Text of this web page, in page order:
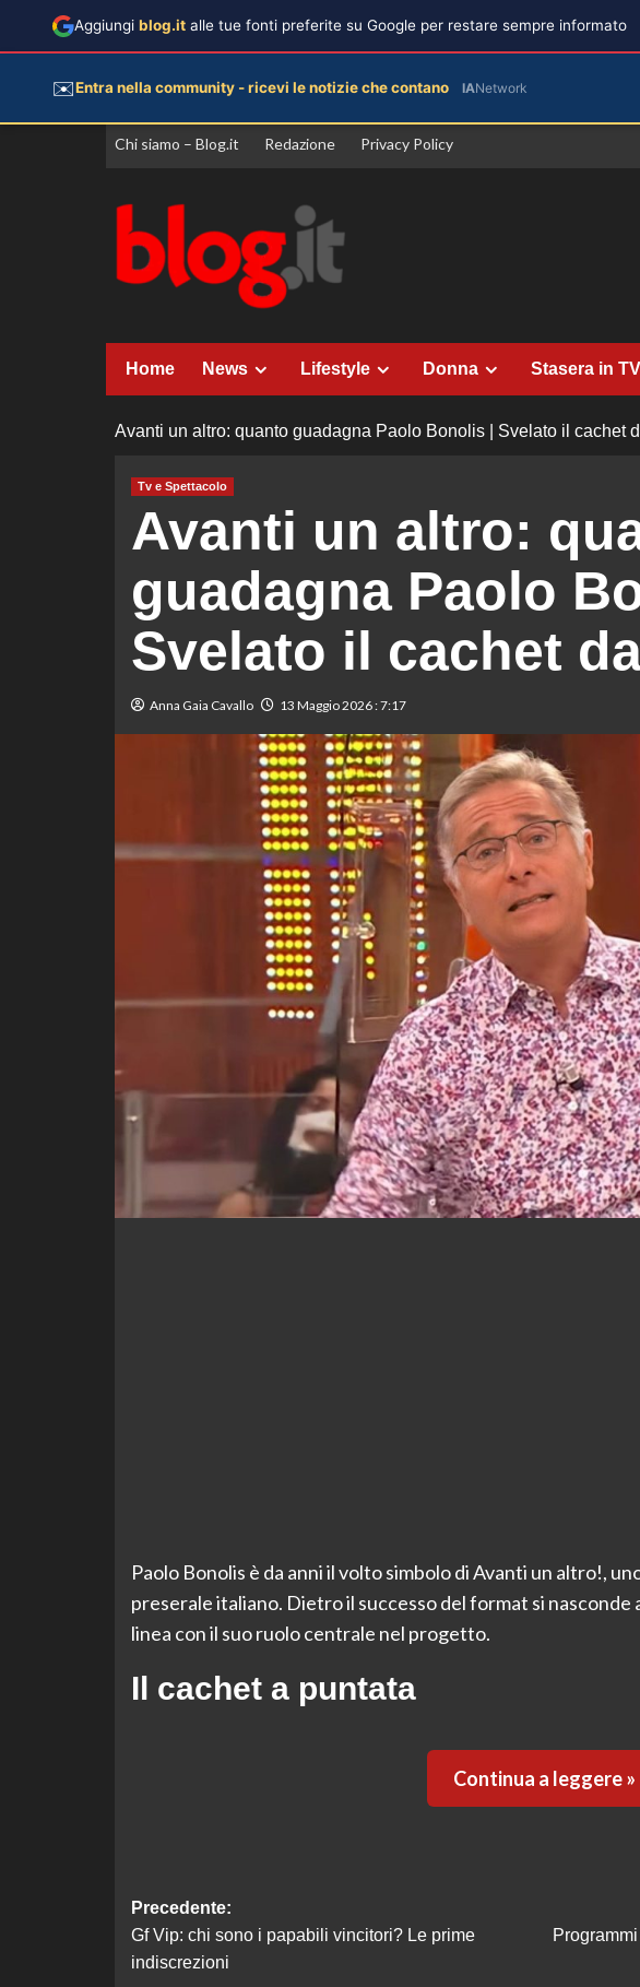
Vai
Chi siamo – Blog.it Redazione Privacy Policy
Home News Lifestyle Donna Stasera in TV
Avanti un altro: quanto guadagna Paolo Bonolis | Svelato il cachet
Tv e Spettacolo
Avanti un altro:
guadagna Paolo
Svelato il cachet
Anna Gaia Cavallo 13 Maggio 2026 : 7:17
Paolo Bonolis è da anni il volto simbolo di Avanti un altro!,
preserale italiano. Dietro il successo del format si
linea con il suo ruolo centrale nel progetto.
Il cachet a puntata
Continua a leggere »
Navigazione
articolo
Precedente:
Gf Vip: chi sono i papabili vincitori? Le prime
indiscrezioni
Aggiungi blog.it alle tue fonti preferite su Google per restare sempre informato
✉️Entra nella community - ricevi le notizie che contano IANetwork